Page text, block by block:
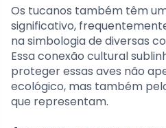
Os tucanos também têm
significativo,
na simbologia de diversas
Essa conexão cultural
proteger essas aves não
ecológico, mas também
que representam.